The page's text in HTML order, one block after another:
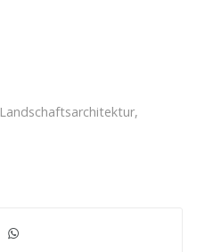
Landschaftsarchitektur,